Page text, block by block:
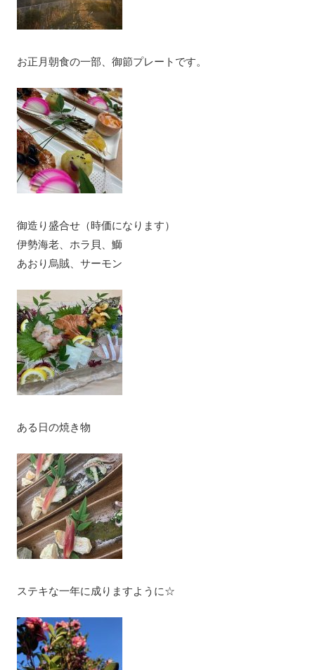
お正月朝食の一部、御節プレートです。
御造り盛合せ（時価になります）
伊勢海老、ホラ貝、鰤
あおり烏賊、サーモン
ある日の焼き物
ステキな一年に成りますように☆